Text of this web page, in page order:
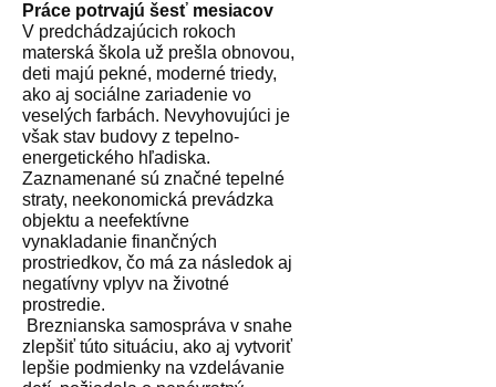
Práce potrvajú šesť mesiacov
V predchádzajúcich rokoch
materská škola už prešla obnovou,
deti majú pekné, moderné triedy,
ako aj sociálne zariadenie vo
veselých farbách. Nevyhovujúci je
však stav budovy z tepelno-
energetického hľadiska.
Zaznamenané sú značné tepelné
straty, neekonomická prevádzka
objektu a neefektívne
vynakladanie finančných
prostriedkov, čo má za následok aj
negatívny vplyv na životné
prostredie.
Breznianska samospráva v snahe
zlepšiť túto situáciu, ako aj vytvoriť
lepšie podmienky na vzdelávanie